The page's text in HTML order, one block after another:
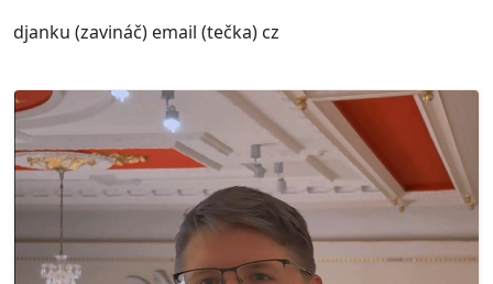
djanku (zavináč) email (tečka) cz